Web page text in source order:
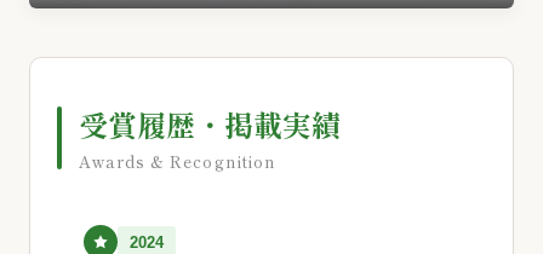
受賞履歴・掲載実績
Awards & Recognition
2024